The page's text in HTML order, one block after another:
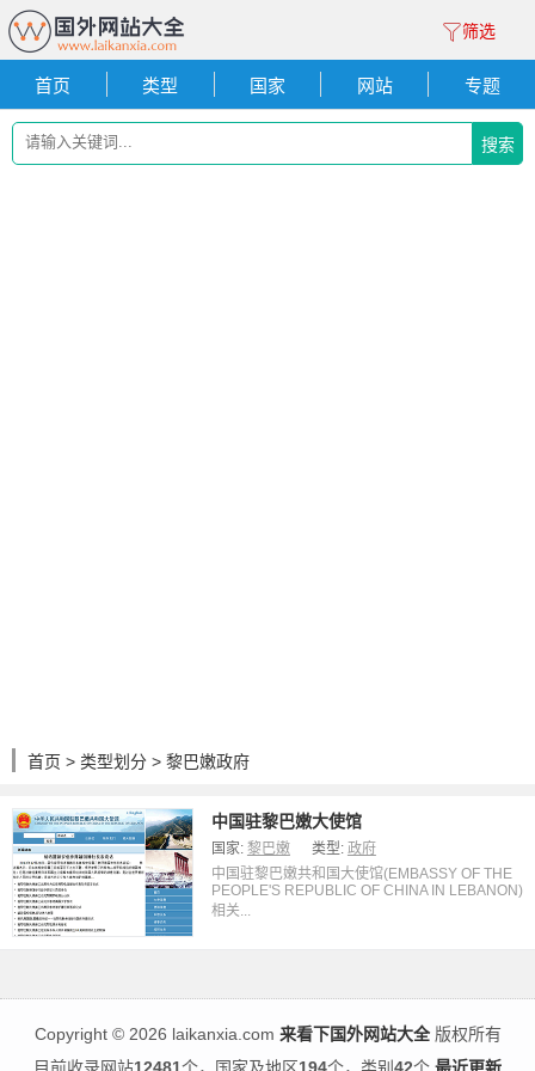
筛选
首页 类型 国家 网站 专题
搜索
首页 > 类型划分 > 黎巴嫩政府
中国驻黎巴嫩大使馆
国家: 黎巴嫩 类型: 政府
中国驻黎巴嫩共和国大使馆(EMBASSY OF THE
PEOPLE'S REPUBLIC OF CHINA IN LEBANON)
相关...
Copyright ©2026 laikanxia.com 来看下国外网站大全版权所有